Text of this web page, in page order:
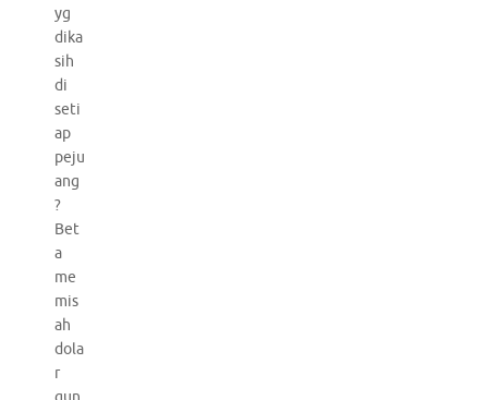
yg
dika
sih
di
seti
ap
peju
ang
?
Bet
a
me
mis
ah
dola
r